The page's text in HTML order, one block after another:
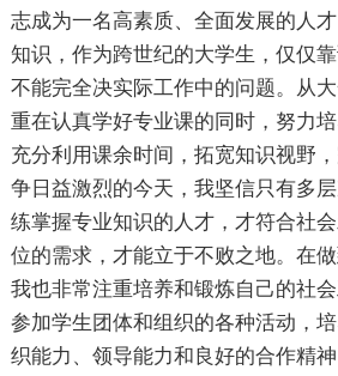
志成为一名高素质、全面发展的人
知识，作为跨世纪的大学生，仅仅
不能完全决实际工作中的问题。从
重在认真学好专业课的同时，努力
充分利用课余时间，拓宽知识视野
争日益激烈的今天，我坚信只有多
练掌握专业知识的人才，才符合社
位的需求，才能立于不败之地。在
我也非常注重培养和锻炼自己的社
参加学生团体和组织的各种活动，
织能力、领导能力和良好的合作精